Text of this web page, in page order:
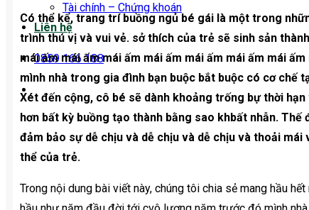
Tài chính – Chứng khoán
Liên hệ
0859 166 188
Có thể kể, trang trí buồng ngủ bé gái là một trong
trình thú vị và vui vẻ. sở thích của trẻ sẽ sinh sản
mái ấm mái ấm mái ấm mái ấm mái ấm mái ấm mái
mình nhà trong gia đình bạn buộc bắt buộc có cơ chế
Xét đến cộng, cô bé sẽ dành khoảng trống bự thời
hơn bất kỳ buồng tạo thành bằng sao khbất nhẫn.
đảm bảo sự dễ chịu và dễ chịu và dễ chịu và thoải
thể của trẻ.
Trong nội dung bài viết này, chúng tôi chia sẻ mang hầu